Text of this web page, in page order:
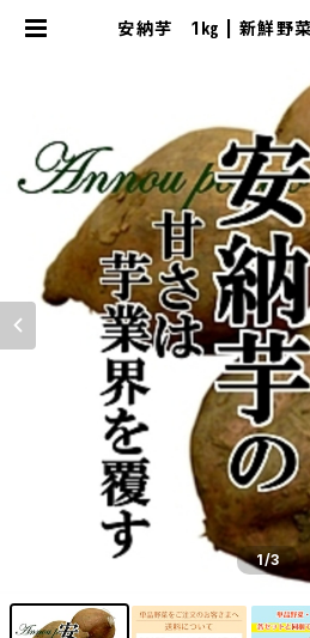
安納芋 1㎏ | 新鮮野菜
1/3